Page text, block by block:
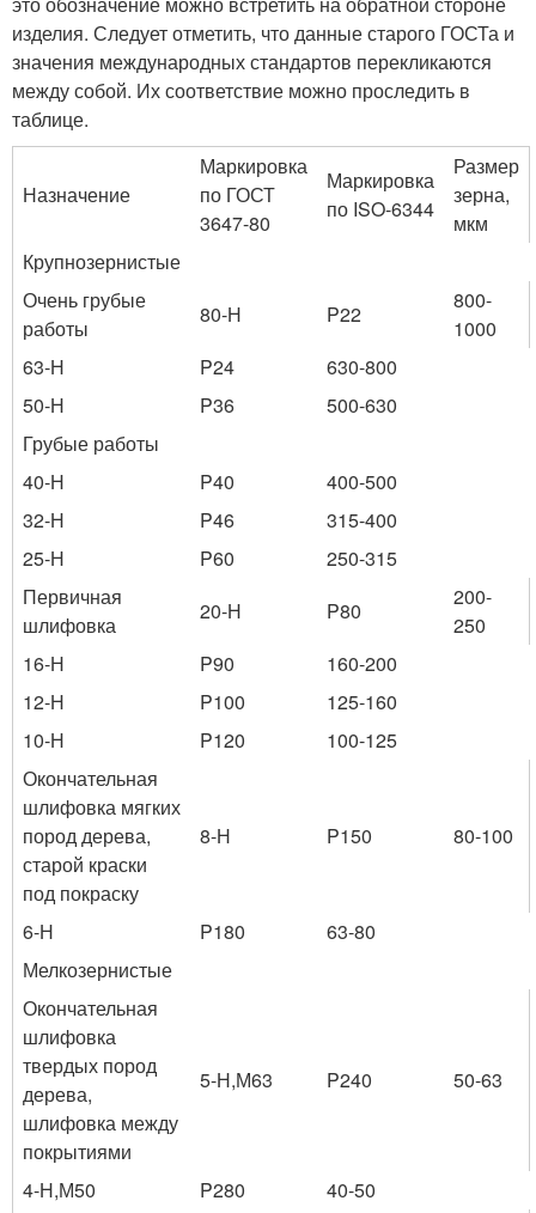
изделия. Следует отметить, что данные старого ГОСТа и
значения международных стандартов перекликаются
между собой. Их соответствие можно проследить в
таблице.
Назначение
Маркировка
по ГОСТ
3647-80
Маркировка
по ISO-6344
Размер
зерна,
мкм
Крупнозернистые
Очень грубые
работы
80-Н P22
800-
1000
63-Н
P24
630-800
50-Н
P36
500-630
Грубые работы
40-Н
P40
400-500
32-Н
P46
315-400
25-Н
P60
250-315
Первичная
шлифовка
20-Н P80
200-
250
16-Н
P90
160-200
12-Н
P100
125-160
10-Н
P120
100-125
Окончательная
шлифовка мягких
пород дерева,
старой краски
под покраску
8-Н P150 80-100
6-Н P180
63-80
Мелкозернистые
Окончательная
шлифовка
твердых пород
дерева,
шлифовка между
покрытиями
5-Н,М63 P240 50-63
4-Н,М50 P280
40-50